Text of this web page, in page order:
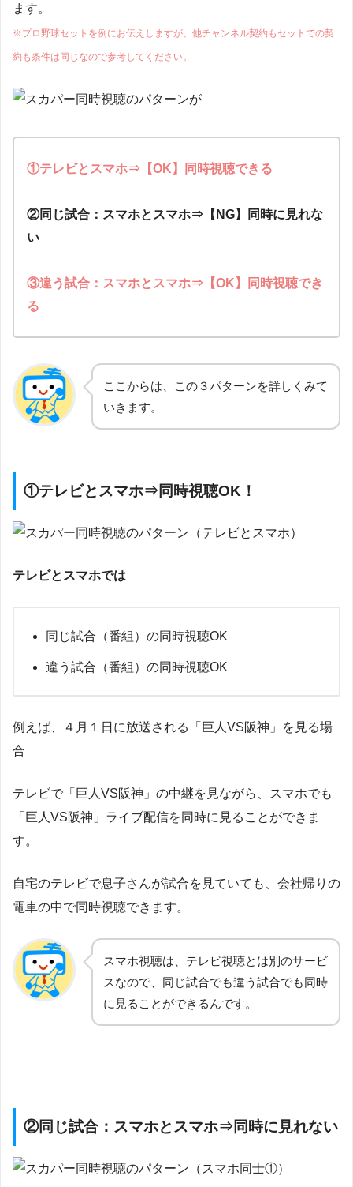
ます。
※プロ野球セットを例にお伝えしますが、他チャンネル契約もセットでの契
約も条件は同じなので参考してください。
①テレビとスマホ⇒【OK】同時視聴できる
②同じ試合：スマホとスマホ⇒【NG】同時に見れな
い
③違う試合：スマホとスマホ⇒【OK】同時視聴でき
る
ここからは、この３パターンを詳しくみて
いきます。
①テレビとスマホ⇒同時視聴OK！
テレビとスマホでは
同じ試合（番組）の同時視聴OK
違う試合（番組）の同時視聴OK
例えば、４月１日に放送される「巨人VS阪神」を見る場
合
テレビで「巨人VS阪神」の中継を見ながら、スマホでも
「巨人VS阪神」ライブ配信を同時に見ることができま
す。
自宅のテレビで息子さんが試合を見ていても、会社帰りの
電車の中で同時視聴できます。
スマホ視聴は、テレビ視聴とは別のサービ
スなので、同じ試合でも違う試合でも同時
に見ることができるんです。
②同じ試合：スマホとスマホ⇒同時に見れない